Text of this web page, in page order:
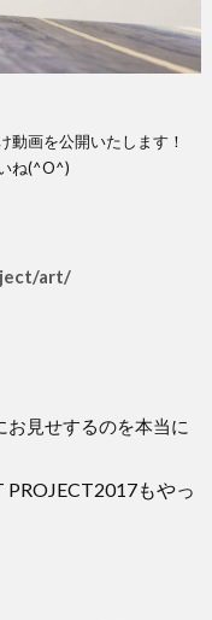
動画を公開いたします！
ね(^O^)
art/
見せするのを本当に
もやっ